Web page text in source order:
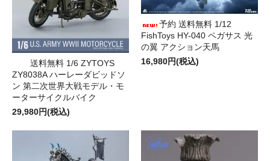
送料無料 1/6 ZYTOYS
ZY8038A ハーレーダビッドソ
ン 第二次世界大戦モデル・モ
ーターサイクルバイク
29,980円(税込)
予約 送料無料 1/12
FishToys HY-040 ペガサス 光
の翼 アクション天馬
16,980円(税込)